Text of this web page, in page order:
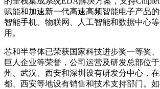
赋能和加速新一代高速高频智能电子产品的
智能手机、物联网、人工智能和数据中心
用。
芯和半导体已荣获国家科技进步奖一等奖
巨人企业等荣誉，公司运营及研发总部位
州、武汉、西安和深圳设有研发分中心，
都、西安等地设有销售和技术支持部门。如